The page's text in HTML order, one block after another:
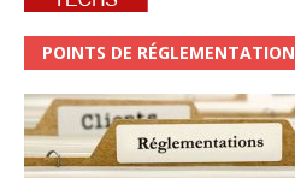
POINTS DE RÉGLEMENTATION